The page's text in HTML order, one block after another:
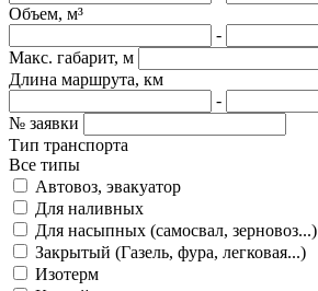
Объем, м³
-
Макс. габарит, м
Длина маршрута, км
-
№ заявки
Тип транспорта
Все типы
Автовоз, эвакуатор
Для наливных
Для насыпных (самосвал, зерновоз...)
Закрытый (Газель, фура, легковая...)
Изотерм